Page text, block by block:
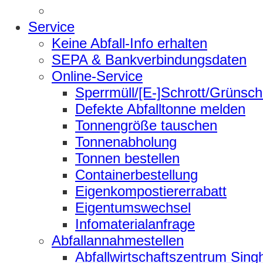
Service
Keine Abfall-Info erhalten
SEPA & Bankverbindungsdaten
Online-Service
Sperrmüll/[E-]Schrott/
Defekte Abfalltonne melden
Tonnengröße tauschen
Tonnenabholung
Tonnen bestellen
Containerbestellung
Eigenkompostiererrabatt
Eigentumswechsel
Infomaterialanfrage
Abfallannahmestellen
Abfallwirtschaftszentrum